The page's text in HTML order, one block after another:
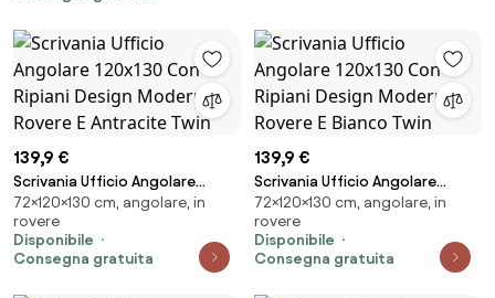
139,9 €
Scrivania Ufficio Angolare
120x130 Con Ripiani Design
Moderno Rovere E Antracite
Twin
72×120×130 cm, angolare, in
rovere
Disponibile
Consegna gratuita
139,9 €
Scrivania Ufficio Angolare
120x130 Con Ripiani Design
Moderno Rovere E Bianco Twin
72×120×130 cm, angolare, in
rovere
Disponibile
Consegna gratuita